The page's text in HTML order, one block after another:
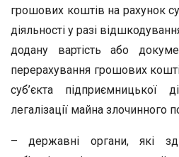
грошових коштів на рахунок
діяльності у разі
додану вартість або
перерахування грошових
суб’єкта підприємницької
легалізації майна злочинного
– державні органи, які